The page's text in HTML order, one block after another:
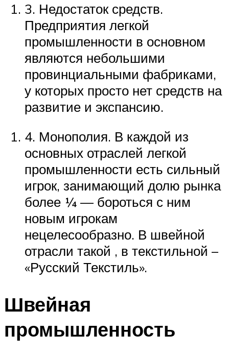
3. Недостаток средств.
Предприятия легкой
промышленности в основном
являются небольшими
провинциальными фабриками,
у которых просто нет средств на
развитие и экспансию.
4. Монополия. В каждой из
основных отраслей легкой
промышленности есть сильный
игрок, занимающий долю рынка
более ¼ — бороться с ним
новым игрокам
нецелесообразно. В швейной
отрасли такой , в текстильной –
«Русский Текстиль».
Швейная
промышленность